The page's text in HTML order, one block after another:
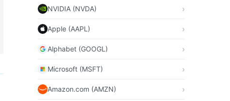
NVIDIA (NVDA)
Apple (AAPL)
Alphabet (GOOGL)
Microsoft (MSFT)
Amazon.com (AMZN)